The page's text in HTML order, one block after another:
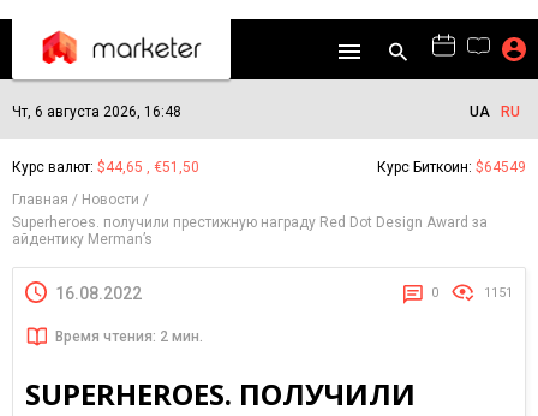
Чт, 6 августа 2026, 16:48 UA RU
Курс валют: $44,65 , €51,50 Курс Биткоин: $64549
Главная
Новости
Superheroes. получили престижную награду Red Dot Design Award за
айдентику Merman’s
16.08.2022 0 1151
Время чтения: 2 мин.
SUPERHEROES. ПОЛУЧИЛИ